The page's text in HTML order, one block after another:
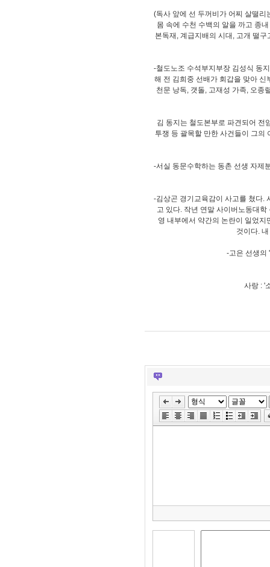
(독사 앞에 선 두꺼비가 어찌 살떨
몸 속에 수천 수백의 알을 까고 종
본독재, 계급지배의 시대, 고개 떨
-철도노조 수석부지부장 김성식 동
해 전 김희중 선배가 회갑을 맞아
천문 낭독, 갯돌, 고재성 가족, 오종
김 동지는 철도본부로 파견되어 전
투쟁 등 괄목할 만한 사건들이 그의
-서실 동문수학하는 동촌 선생 자제
-김상곤 경기교육감이 사고를 쳤다.
고 있다. 작년 연말 사이버노동대
영 내부에서 약간의 논란이 일었
것이다.
-고은 선생의
사랑 : '